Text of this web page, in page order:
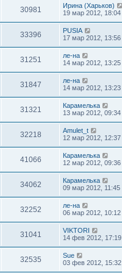
30981
Ирина (Харьков)
19 мар 2012, 18:04
33396
PUSIA
17 мар 2012, 13:56
31251
ле-на
14 мар 2012, 13:25
31847
ле-на
14 мар 2012, 13:23
31321
Карамелька
13 мар 2012, 09:34
32218
Amulet_t
12 мар 2012, 12:37
41066
Карамелька
12 мар 2012, 09:36
34062
Карамелька
09 мар 2012, 11:45
32252
ле-на
06 мар 2012, 10:12
31041
VIKTORI
14 фев 2012, 17:19
32535
Sue
03 фев 2012, 15:32